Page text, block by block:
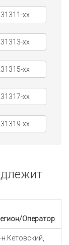
xx
xx
xx
xx
xx
Оператор
н Кетовский,